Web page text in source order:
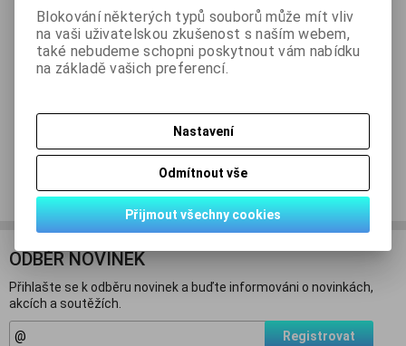
Podrobný popis
Dotaz na výrobek
ODBĚR NOVINEK
Přihlašte se k odběru novinek a buďte informováni o novinkách,
akcích a soutěžích.
Registrovat
Blokování některých typů souborů může mít vliv
na vaši uživatelskou zkušenost s naším webem,
také nebudeme schopni poskytnout vám nabídku
na základě vašich preferencí.
Nastavení
Odmítnout vše
Přijmout všechny cookies